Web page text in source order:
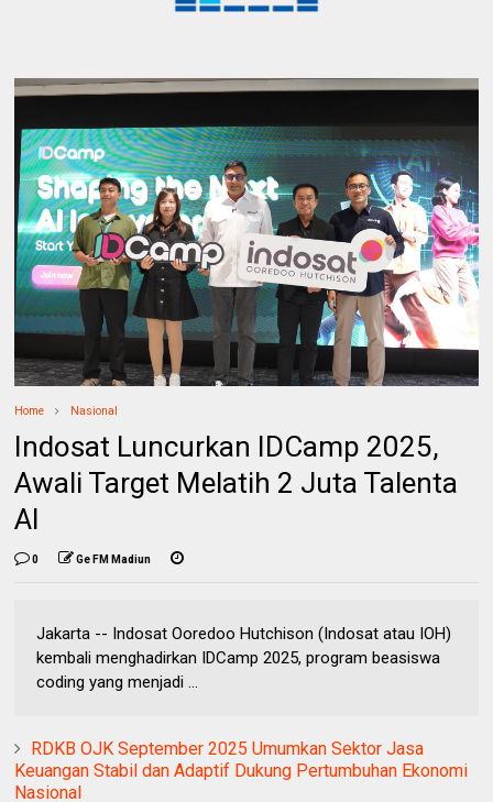
Home Nasional
Indosat Luncurkan IDCamp 2025,
Awali Target Melatih 2 Juta Talenta
AI‎
0 Ge FM Madiun
‎Jakarta -- Indosat Ooredoo Hutchison (Indosat atau IOH)
kembali menghadirkan IDCamp 2025, program beasiswa
coding yang menjadi ...
RDKB OJK September 2025 Umumkan Sektor Jasa
Keuangan Stabil dan Adaptif Dukung Pertumbuhan Ekonomi
Nasional‎